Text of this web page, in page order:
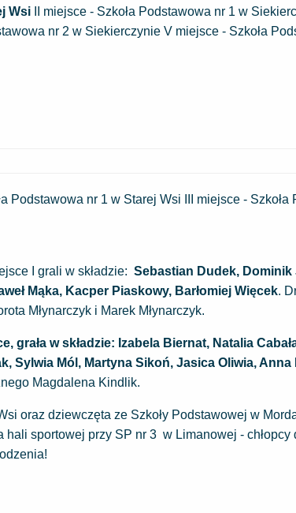
Wsi
II miejsce - Szkoła Podstawowa nr 1 w
nr 2 w Siekierczynie V miejsce - Szkoła
Podstawowa nr 1 w Starej Wsi III miejsce - Szkoła
I grali w składzie: Sebastian Dudek, Dominik
Mąka, Kacper Piaskowy, Barłomiej Więcek.
Młynarczyk i Marek Młynarczyk.
w składzie: Izabela Biernat, Natalia
Sylwia Mól, Martyna Sikoń, Jasica Oliwia, Anna
Magdalena Kindlik.
oraz dziewczęta ze Szkoły Podstawowej w
sportowej przy SP nr 3 w Limanowej - chłopcy